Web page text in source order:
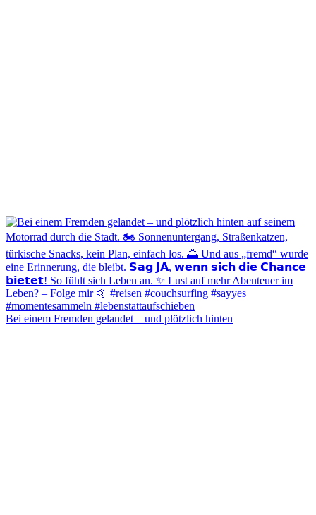
Bei einem Fremden gelandet – und plötzlich hinten